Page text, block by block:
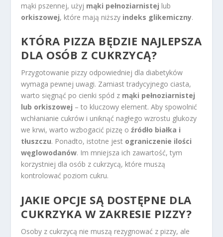
mąki pszennej, użyj mąki pełnoziarnistej lub
orkiszowej, które mają niższy indeks glikemiczny.
KTÓRA PIZZA BĘDZIE NAJLEPSZA
DLA OSÓB Z CUKRZYCĄ?
Przygotowanie pizzy odpowiedniej dla diabetyków
wymaga pewnej uwagi. Zamiast tradycyjnego ciasta,
warto sięgnąć po cienki spód z mąki pełnoziarnistej
lub orkiszowej – to kluczowy element. Aby spowolnić
wchłanianie cukrów i uniknąć nagłego wzrostu glukozy
we krwi, warto wzbogacić pizzę oźródło białka i
tłuszczu. Ponadto, istotne jest ograniczenie ilości
węglowodanów. Im mniejsza ich zawartość, tym
korzystniej dla osób z cukrzycą, które muszą
kontrolować poziom cukru.
JAKIE OPCJE SĄ DOSTĘPNE DLA
CUKRZYKA W ZAKRESIE PIZZY?
Osoby z cukrzycą nie muszą rezygnować z pizzy, ale